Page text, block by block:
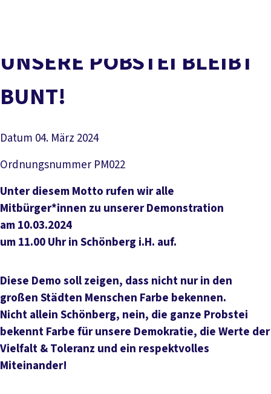
Service
Mitmachen
UNSERE POBSTEI BLEIBT
BUNT!
Datum 04. März 2024
Ordnungsnummer PM022
Unter diesem Motto rufen wir alle
Mitbürger*innen zu unserer Demonstration
am 10.03.2024
um 11.00 Uhr in Schönberg i.H. auf.
Diese Demo soll zeigen, dass nicht nur in den
großen Städten Menschen Farbe bekennen.
Nicht allein Schönberg, nein, die ganze Probstei
bekennt Farbe für unsere Demokratie, die Werte der
Vielfalt & Toleranz und ein respektvolles
Miteinander!